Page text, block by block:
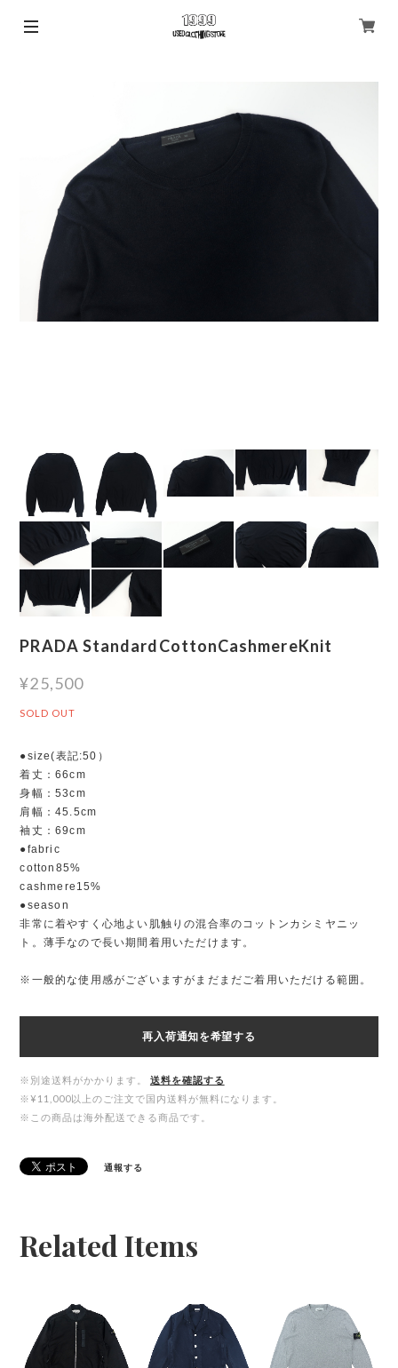
PRADA StandardCottonCashmereKnit
¥25,500
SOLD OUT
●size(表記:50）
着丈：66cm
身幅：53cm
肩幅：45.5cm
袖丈：69cm
●fabric
cotton85%
cashmere15%
●season
非常に着やすく心地よい肌触りの混合率のコットンカシミヤニッ
ト。薄手なので長い期間着用いただけます。
※一般的な使用感がございますがまだまだご着用いただける範囲。
再入荷通知を希望する
※別途送料がかかります。
送料を確認する
※¥11,000以上のご注文で国内送料が無料になります。
※この商品は海外配送できる商品です。
通報する
Related Items